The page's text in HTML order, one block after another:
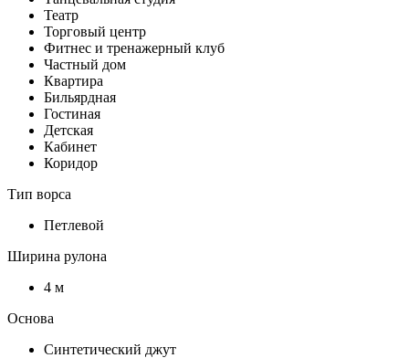
Театр
Торговый центр
Фитнес и тренажерный клуб
Частный дом
Квартира
Бильярдная
Гостиная
Детская
Кабинет
Коридор
Тип ворса
Петлевой
Ширина рулона
4 м
Основа
Синтетический джут